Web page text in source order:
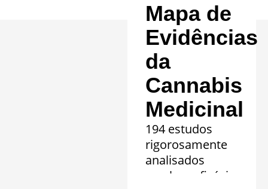
Mapa de
Evidências
da
Cannabis
Medicinal
194 estudos
rigorosamente
analisados
revelam eficácia